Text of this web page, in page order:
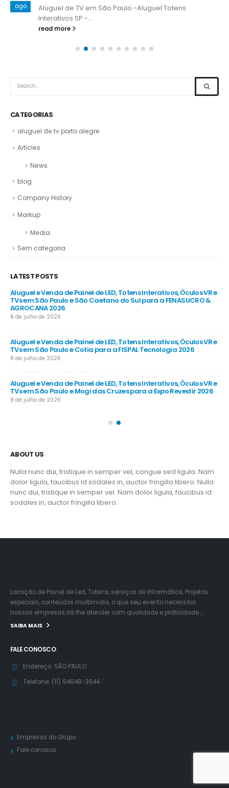
ago
Aluguel de TV em São Paulo -Aluguel Totens
Interativos SP -...
read more
CATEGORIAS
aluguel de tv porto alegre
Articles
News
blog
Company History
Markup
Media
Sem categoria
LATEST POSTS
Aluguel e Venda de Painel de LED, Totens Interativos, Óculos VR e
TVs em São Paulo e São Caetano do Sul para a FENASUCRO &
AGROCANA 2026
8 de julho de 2026
Aluguel e Venda de Painel de LED, Totens Interativos, Óculos VR e
TVs em São Paulo e Cotia para a FISPAL Tecnologia 2026
8 de julho de 2026
Aluguel e Venda de Painel de LED, Totens Interativos, Óculos VR e
TVs em São Paulo e Mogi das Cruzes para a Expo Revestir 2026
8 de julho de 2026
ABOUT US
Nulla nunc dui, tristique in semper vel, congue sed ligula. Nam
dolor ligula, faucibus id sodales in, auctor fringilla libero. Nulla
nunc dui, tristique in semper vel. Nam dolor ligula, faucibus id
sodales in, auctor fringilla libero.
Locação de Painel de Led, Totens, serviços de Informática, Projetos
especiais, conteúdos multimidia, o que seu evento necessitar
nossas empresas irá lhe atender com qualidade e praticidade….
SAIBA MAIS
FALE CONOSCO
Endereço: SÃO PAULO
Telefone: (11) 94648-3644
Empresas do Grupo
Fale conosco